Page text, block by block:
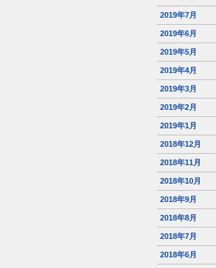
2019年7月
2019年6月
2019年5月
2019年4月
2019年3月
2019年2月
2019年1月
2018年12月
2018年11月
2018年10月
2018年9月
2018年8月
2018年7月
2018年6月